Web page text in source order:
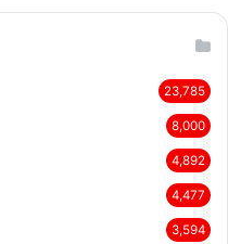
23,785
8,000
4,892
4,477
3,594